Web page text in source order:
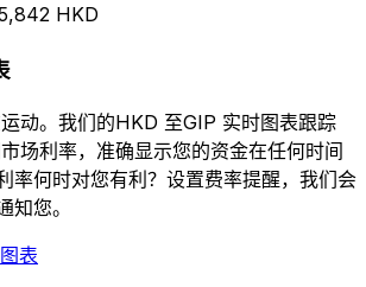
HKD
动。我们的HKD 至GIP 实时图表跟踪
场利率，准确显示您的资金在任何时间
率何时对您有利？设置费率提醒，我们会
知您。
表